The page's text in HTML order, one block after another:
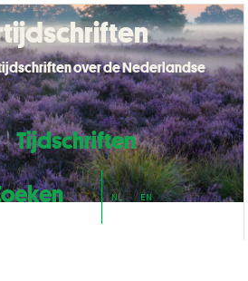
Tijdschriften
NL EN
over de Nederlandse